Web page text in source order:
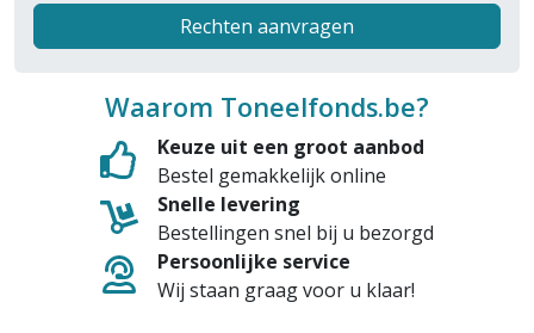
Rechten aanvragen
Waarom Toneelfonds.be?
Keuze uit een groot aanbod
Bestel gemakkelijk online
Snelle levering
Bestellingen snel bij u bezorgd
Persoonlijke service
Wij staan graag voor u klaar!